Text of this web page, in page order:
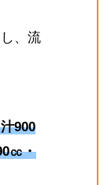
、流
900
㏄・